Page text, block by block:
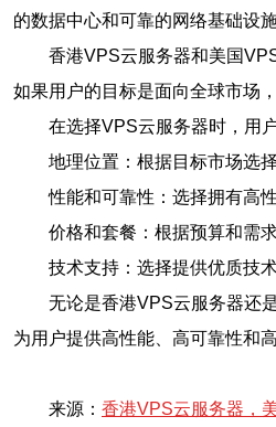
的数据中心和可靠的网络基础设
香港VPS云服务器和美国
如果用户的目标是面向全球市场
在选择VPS云服务器时，用
地理位置：根据目标市场选
性能和可靠性：选择拥有高
价格和套餐：根据预算和需
技术支持：选择提供优质技
无论是香港VPS云服务器还
为用户提供高性能、高可靠性和
来源： 香港VPS云服务器，